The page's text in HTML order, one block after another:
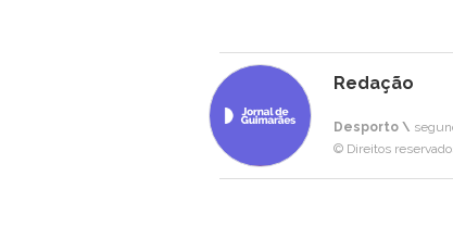
Redação
Desporto \
© Direitos